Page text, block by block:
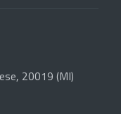
20019 (MI)